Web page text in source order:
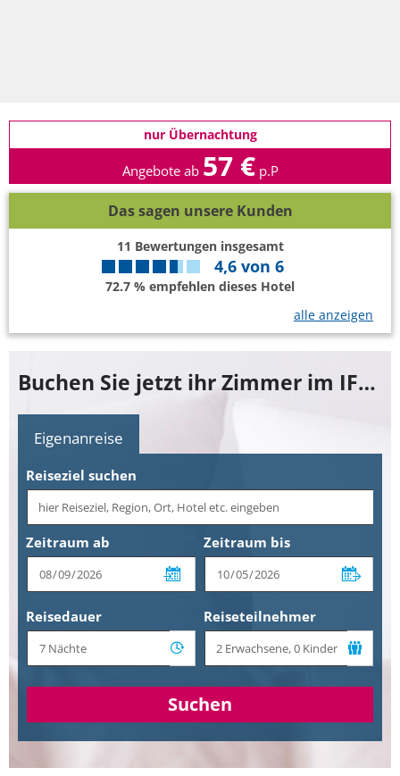
nur Übernachtung
Angebote ab 57 € p.P
Das sagen unsere Kunden
11 Bewertungen insgesamt
4,6 von 6
72.7 % empfehlen dieses Hotel
alle anzeigen
Buchen Sie jetzt ihr Zimmer im IFA Fehmarn Hotel & Ferien Centrum
Eigenanreise
Reiseziel suchen
Zeitraum ab Zeitraum bis
Reisedauer Reiseteilnehmer
Suchen